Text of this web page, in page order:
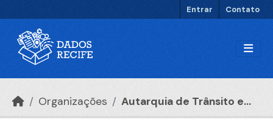
Entrar Contato
Organizações Autarquia de Trânsito e...